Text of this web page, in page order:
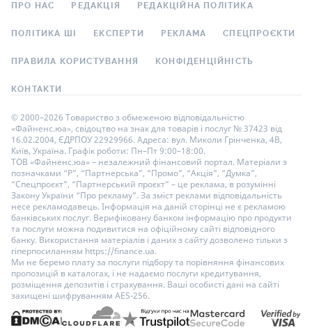
ПРО НАС РЕДАКЦІЯ РЕДАКЦІЙНА ПОЛІТИКА
ПОЛІТИКА ШІ ЕКСПЕРТИ РЕКЛАМА СПЕЦПРОЄКТИ
ПРАВИЛА КОРИСТУВАННЯ КОНФІДЕНЦІЙНІСТЬ
КОНТАКТИ
© 2000–2026 Товариство з обмеженою відповідальністю
«Файненс.юа», свідоцтво на знак для товарів і послуг № 37423 від
16.02.2004, ЄДРПОУ 22929966. Адреса: вул. Миколи Грінченка, 4В,
Київ, Україна. Графік роботи: Пн–Пт 9:00–18:00.
ТОВ «Файненс.юа» – незалежний фінансовий портал. Матеріали з
позначками “Р”, “Партнерська”, “Промо”, “Акція”, “Думка”,
“Спецпроєкт”, “Партнерський проєкт” – це реклама, в розумінні
Закону України “Про рекламу”. За зміст реклами відповідальність
несе рекламодавець. Інформація на даній сторінці не є рекламою
банківських послуг. Верифіковану банком інформацію про продукти
та послуги можна подивитися на офіційному сайті відповідного
банку. Використання матеріалів і даних з сайту дозволено тільки з
гіперпосиланням https://finance.ua.
Ми не беремо плату за послуги підбору та порівняння фінансових
пропозицій в каталогах, і не надаємо послуги кредитування,
розміщення депозитів і страхування. Ваші особисті дані на сайті
захищені шифруванням AES-256.